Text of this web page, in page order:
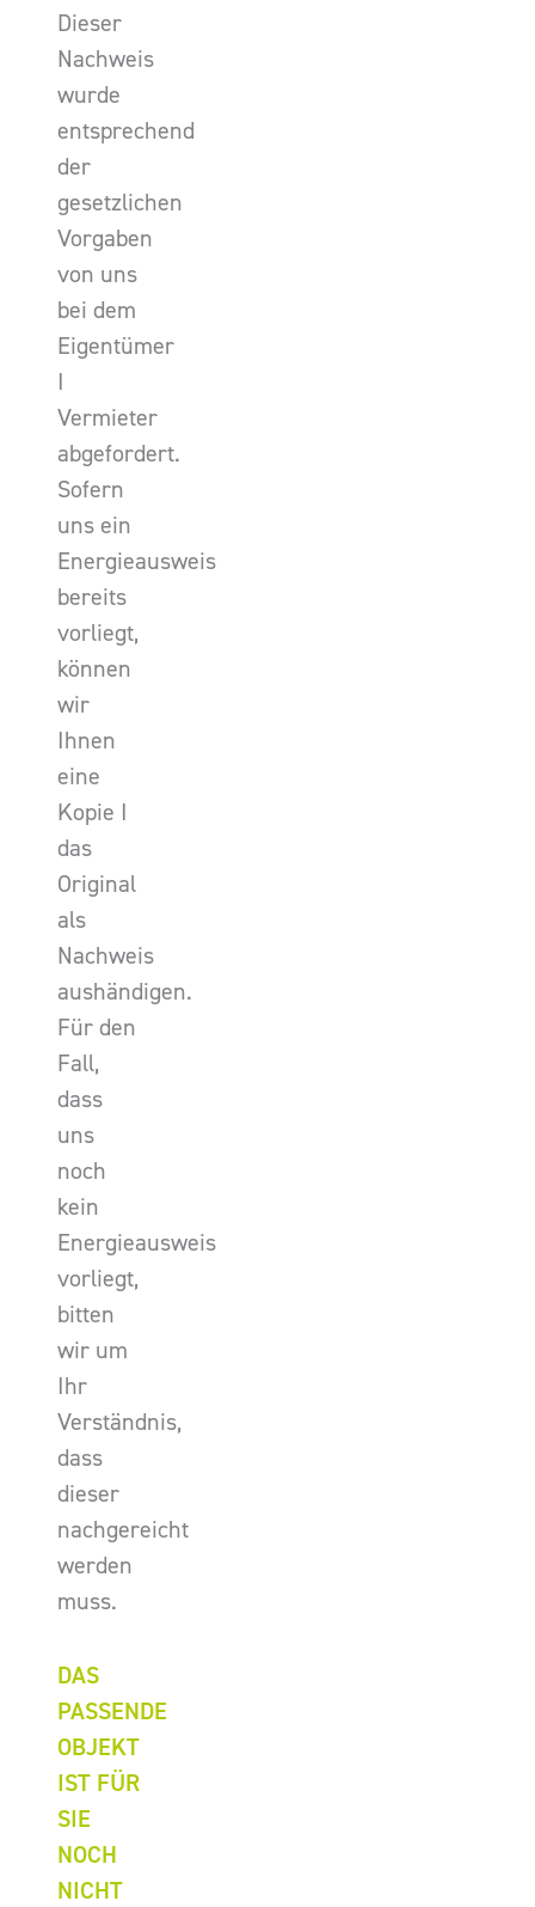
Dieser
Nachweis
wurde
entsprechend
der
gesetzlichen
Vorgaben
von uns
bei dem
Eigentümer
I
Vermieter
abgefordert.
Sofern
uns ein
Energieausweis
bereits
vorliegt,
können
wir
Ihnen
eine
Kopie I
das
Original
als
Nachweis
aushändigen.
Für den
Fall,
dass
uns
noch
kein
Energieausweis
vorliegt,
bitten
wir um
Ihr
Verständnis,
dass
dieser
nachgereicht
werden
muss.
DAS
PASSENDE
OBJEKT
IST FÜR
SIE
NOCH
NICHT